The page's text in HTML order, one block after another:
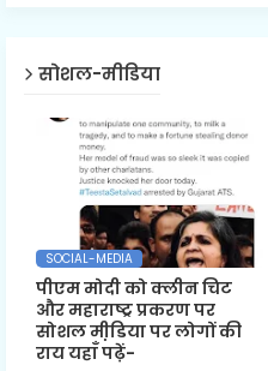
सोशल-मीडिया
SOCIAL-MEDIA
पीएम मोदी को क्लीन चिट
और महाराष्ट्र प्रकरण पर
सोशल मी़डिया पर लोगों की
राय यहाँ पढ़ें-